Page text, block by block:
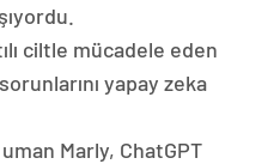
ciltle mücadele eden
yapay zeka
Marly, ChatGPT